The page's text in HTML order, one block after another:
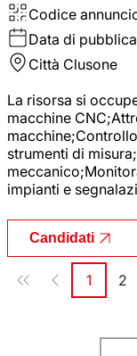
Codice
Data di
Città Clusone
La risorsa si
macchine
strumenti di
impianti e
Candidati
Paginazione
Pagina
1 2